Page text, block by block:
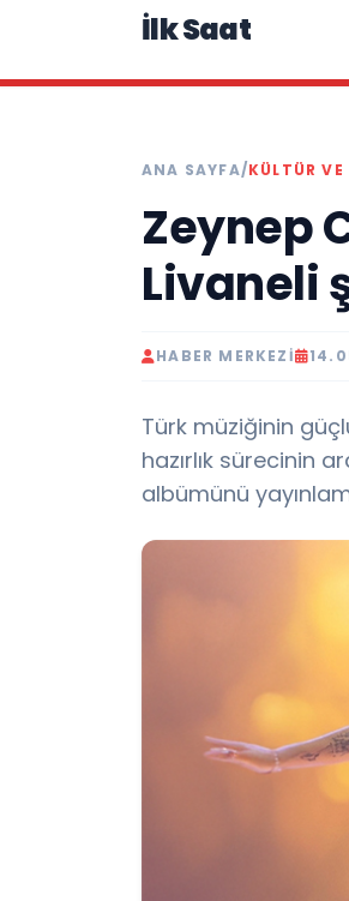
İlk Saat
ANA SAYFA/KÜLTÜR
Zeynep
Livaneli
HABER MERKEZI
Türk müziğinin
hazırlık sürecinin
albümünü